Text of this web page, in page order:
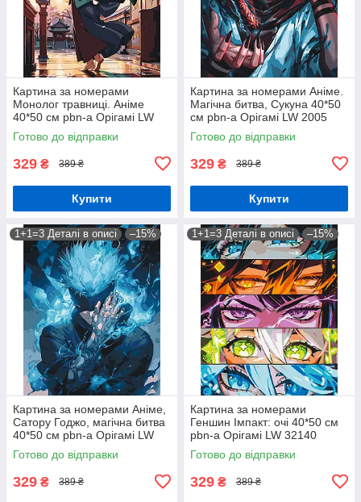
Картина за номерами
Монолог травниці. Аніме
40*50 см pbn-a Орігамі LW
9080
Готово до відправки
329 ₴ 389 ₴
Купити
Картина за номерами Аніме.
Магічна битва, Сукуна 40*50
см pbn-a Орігамі LW 2005
Готово до відправки
329 ₴ 389 ₴
Купити
1+1=3 Деталі в описі –15%
Картина за номерами Аніме,
Сатору Годжо, магічна битва
40*50 см pbn-a Орігамі LW
31230
Готово до відправки
329 ₴ 389 ₴
1+1=3 Деталі в описі –15%
Картина за номерами
Геншин Імпакт: очі 40*50 см
pbn-a Орігамі LW 32140
Готово до відправки
329 ₴ 389 ₴